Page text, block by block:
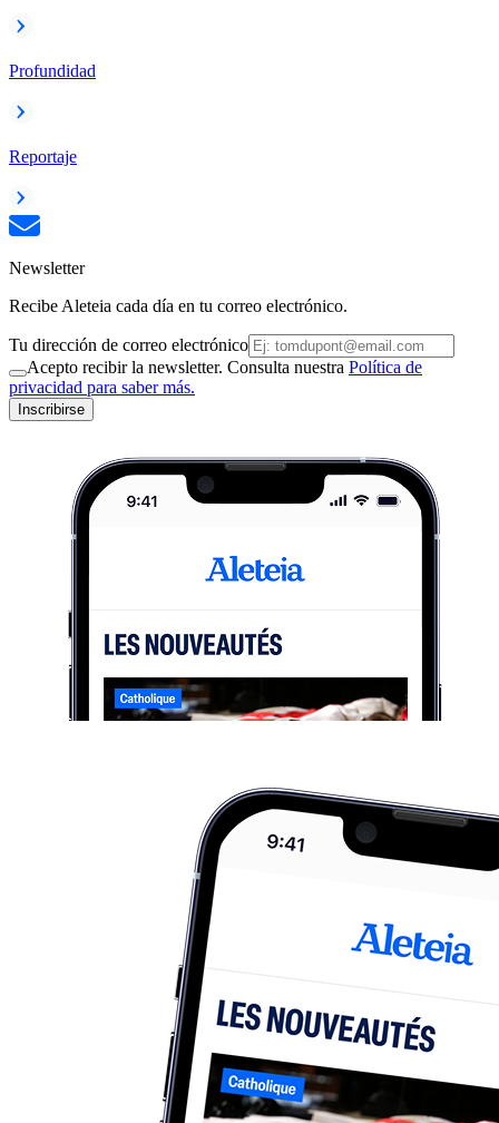
Profundidad
Reportaje
Newsletter
Recibe Aleteia cada día en tu correo electrónico.
Tu dirección de correo electrónico
Acepto recibir la newsletter. Consulta nuestra Política de
privacidad para saber más.
Inscribirse